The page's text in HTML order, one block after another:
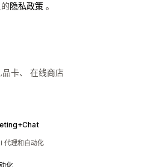
隐私政策 。
卡、 在线商店
代理和自动化